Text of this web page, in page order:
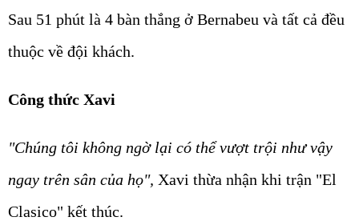
Sau 51 phút là 4 bàn thắng ở Bernabeu và tất cả đều
thuộc về đội khách.
Công thức Xavi
"Chúng tôi không ngờ lại có thể vượt trội như vậy
ngay trên sân của họ", Xavi thừa nhận khi trận "El
Clasico" kết thúc.